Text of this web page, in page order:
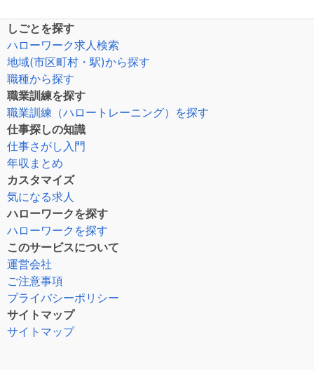
しごとを探す
ハローワーク求人検索
地域(市区町村・駅)から探す
職種から探す
職業訓練を探す
職業訓練（ハロートレーニング）を探す
仕事探しの知識
仕事さがし入門
年収まとめ
カスタマイズ
気になる求人
ハローワークを探す
ハローワークを探す
このサービスについて
運営会社
ご注意事項
プライバシーポリシー
サイトマップ
サイトマップ